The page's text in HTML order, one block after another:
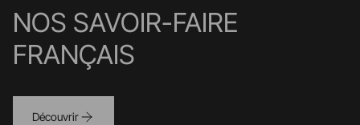
NOS SAVOIR-FAIRE
FRANÇAIS
Découvrir